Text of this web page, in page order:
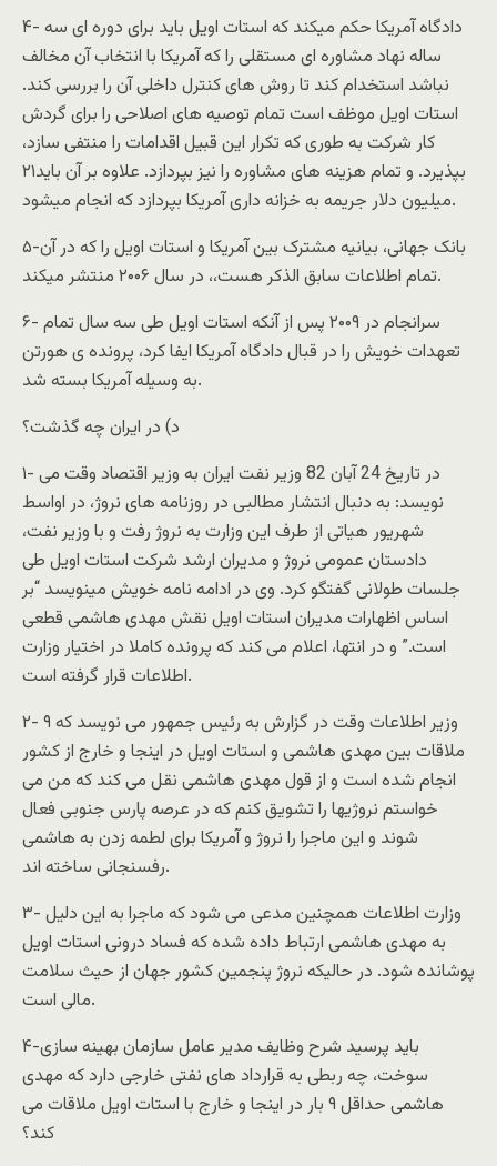
۴- دادگاه آمریکا حکم میکند که استات اویل باید برای دوره ای سه
ساله نهاد مشاوره ای مستقلی را که آمریکا با انتخاب آن مخالف
نباشد استخدام کند تا روش های کنترل داخلی آن را بررسی کند.
استات اویل موظف است تمام توصیه های اصلاحی را برای گردش
کار شرکت به طوری که تکرار این قبیل اقدامات را منتفی سازد،
بپذیرد. و تمام هزینه های مشاوره را نیز بپردازد. علاوه بر آن باید۲۱
میلیون دلار جریمه به خزانه داری آمریکا بپردازد که انجام میشود.
۵-بانک جهانی، بیانیه مشترک بین آمریکا و استات اویل را که در آن
تمام اطلاعات سابق الذکر هست،، در سال ۲۰۰۶ منتشر میکند.
۶- سرانجام در ۲۰۰۹ پس از آنکه استات اویل طی سه سال تمام
تعهدات خویش را در قبال دادگاه آمریکا ایفا کرد، پرونده ی هورتن
به وسیله آمریکا بسته شد.
د) در ایران چه گذشت؟
۱- در تاریخ 24 آبان 82 وزیر نفت ایران به وزیر اقتصاد وقت می
نویسد: به دنبال انتشار مطالبی در روزنامه های نروژ، در اواسط
شهریور هیاتی از طرف این وزارت به نروژ رفت و با وزیر نفت،
دادستان عمومی نروژ و مدیران ارشد شرکت استات اویل طی
جلسات طولانی گفتگو کرد. وی در ادامه نامه خویش مینویسد “بر
اساس اظهارات مدیران استات اویل نقش مهدی هاشمی قطعی
است.” و در انتها، اعلام می کند که پرونده کاملا در اختیار وزارت
اطلاعات قرار گرفته است.
۲- وزیر اطلاعات وقت در گزارش به رئیس جمهور می نویسد که ۹
ملاقات بین مهدی هاشمی و استات اویل در اینجا و خارج از کشور
انجام شده است و از قول مهدی هاشمی نقل می کند که من می
خواستم نروژیها را تشویق کنم که در عرصه پارس جنوبی فعال
شوند و این ماجرا را نروژ و آمریکا برای لطمه زدن به هاشمی
رفسنجانی ساخته اند.
۳- وزارت اطلاعات همچنین مدعی می شود که ماجرا به این دلیل
به مهدی هاشمی ارتباط داده شده که فساد درونی استات اویل
پوشانده شود. در حالیکه نروژ پنجمین کشور جهان از حیث سلامت
مالی است.
۴-باید پرسید شرح وظایف مدیر عامل سازمان بهینه سازی
سوخت، چه ربطی به قرارداد های نفتی خارجی دارد که مهدی
هاشمی حداقل ۹ بار در اینجا و خارج با استات اویل ملاقات می
کند؟